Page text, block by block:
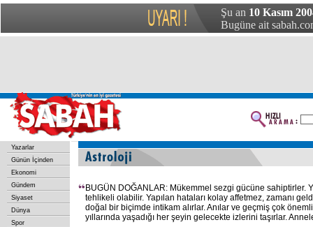
Şu an 10 Kasım
Bugüne ait
Yazarlar
Günün İçinden
Ekonomi
Gündem
Siyaset
Dünya
Spor
BUGÜN DOĞANLAR: Mükemmel sezgi gücüne sahiptirler.
tehlikeli olabilir. Yapılan hataları kolay affetmez, zamanı
doğal bir biçimde intikam alırlar. Anılar ve geçmiş çok
yıllarında yaşadığı her şeyin gelecekte izlerini taşırlar.